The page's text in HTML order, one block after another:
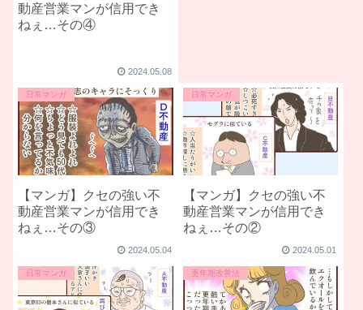
動産営業マンが信用でき
ねぇ…その④
2024.05.08
日常マンガ
【マンガ】クセの強い不
動産営業マンが信用でき
ねぇ…その③
2024.05.04
日常マンガ
【マンガ】クセの強い不
動産営業マンが信用でき
ねぇ…その②
2024.05.01
日常マンガ 更年期改善法